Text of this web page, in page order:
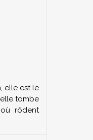
elle est le
tombe
rôdent